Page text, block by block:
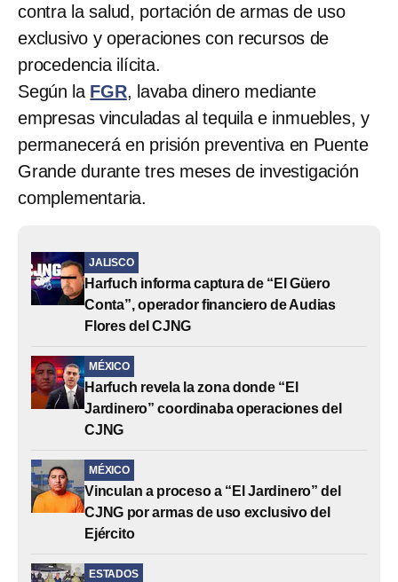
contra la salud, portación de armas de uso
exclusivo y operaciones con recursos de
procedencia ilícita.
Según la FGR, lavaba dinero mediante
empresas vinculadas al tequila e inmuebles, y
permanecerá en prisión preventiva en Puente
Grande durante tres meses de investigación
complementaria.
JALISCO
Harfuch informa captura de “El Güero
Conta”, operador financiero de Audias
Flores del CJNG
MÉXICO
Harfuch revela la zona donde “El
Jardinero” coordinaba operaciones del
CJNG
MÉXICO
Vinculan a proceso a “El Jardinero” del
CJNG por armas de uso exclusivo del
Ejército
ESTADOS